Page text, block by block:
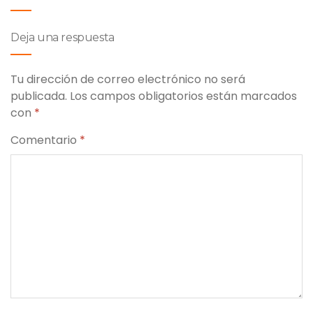
Deja una respuesta
Tu dirección de correo electrónico no será
publicada. Los campos obligatorios están marcados
con *
Comentario *